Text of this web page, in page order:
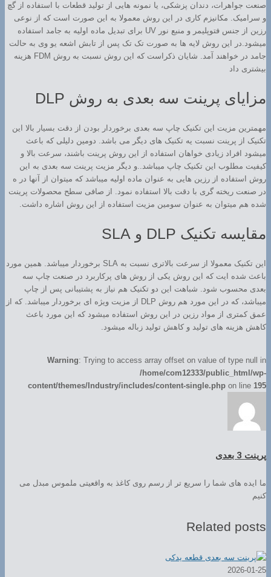
صنعت جواهرات، دندان پزشکی، یا نمونه هایی از تولید قطعات با استفاده از گچ
و سرامیک. مکانیزم کاری در این روش معمولا به این صورت است که از نوعی
رزین از جنس فتوپلیمر و منبع نور UV برای تبدیل ماده اولیه به جامد استفاده
میشود.در این روش لایه ها به صورت تک تک پس از تابش اشعه یو وی به حالت
جامد در خواهند آمد. شایان ذکراست که این روش نسبت به روش FDM هزینه
بیشتری داد
مزایای پرینت سه بعدی به روش DLP
مهمترین مزیت این تکنیک چاپ سه بعدی برخوردار بودن از دقت بسیار بالا این
تکنیک از پرینت نسبت یه تکنیک های دیگر می باشد. دومین دلیلی که باعث
میشود افراد زیادی خواهان استفاده از این روش پرینت باشند، سرعت بالا و
کیفیت مطلوب این تکنیک چاپ میباشد..و دیگر مزیت پرینت سه بعدی به این
روش استفاده از رزین هایی به عنوان ماده اولیه میباشد که میتوان از آنها در ه
در صنعت ریخته گری با دقت بالا استفاده نمود. از صافی سطح محصولات پرینت
شده هم میتوان به عنوان سومین مزیت استفاده از این روش اشاره داشت.
مقایسه تکنیک DLP و SLA
این تکنیک معمولا از سرعت بالاتری نسبت به SLA برخوردار میباشد. همین مورد
باعث شده ایت که این روش یکی از روش های پرکاربرد در صنعت چاپ سه
بعدی محسوب شود. شباهت این دو تکنیک هم نیاز به پشتیبانی پس از چاپ
میباشد، که در این مورد هم روش DLP از مزیت ویژه ای برخوردار میباشد. که از
عمق کمتری از مواد رزین در این روش استفاده میشود که این مورد باعث
کاهش هزینه های تولید و کاهش تولید زباله میشود.
Warning: Trying to access array offset on value of type null in
/home/com12333/public_html/wp-
content/themes/Industry/includes/content-single.php on line 195
پرینت 3 بعدی
ما ایده های شما را سریع تر از رسم روی کاغذ به واقعیتی ملموس مبدل می
کنیم
Related posts
2026-01-25